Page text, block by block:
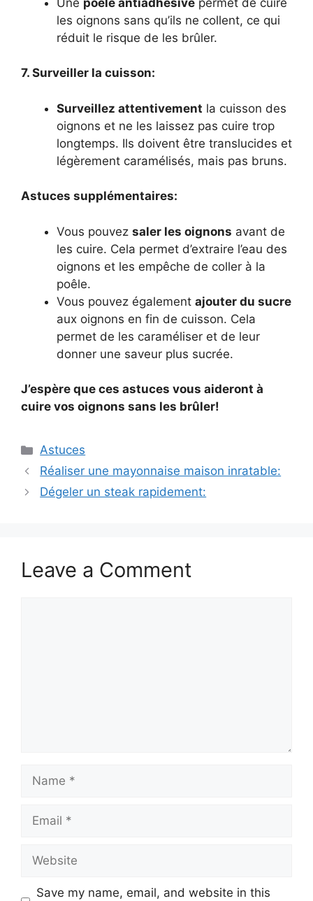
les oignons sans qu’ils ne collent, ce qui
réduit le risque de les brûler.
7. Surveiller la cuisson:
Surveillez attentivement la cuisson des
oignons et ne les laissez pas cuire trop
longtemps. Ils doivent être translucides et
légèrement caramélisés, mais pas bruns.
Astuces supplémentaires:
Vous pouvez saler les oignons avant de
les cuire. Cela permet d’extraire l’eau des
oignons et les empêche de coller à la
poêle.
Vous pouvez également ajouter du sucre
aux oignons en fin de cuisson. Cela
permet de les caraméliser et de leur
donner une saveur plus sucrée.
J’espère que ces astuces vous aideront à
cuire vos oignons sans les brûler!
Categories
Astuces
Réaliser une mayonnaise maison inratable:
Dégeler un steak rapidement:
Leave a Comment
Name
Email
Website
Save my name, email, and website in this